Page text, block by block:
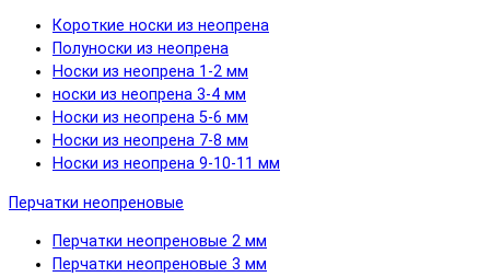
Короткие носки из неопрена
Полуноски из неопрена
Носки из неопрена 1-2 мм
носки из неопрена 3-4 мм
Носки из неопрена 5-6 мм
Носки из неопрена 7-8 мм
Носки из неопрена 9-10-11 мм
Перчатки неопреновые
Перчатки неопреновые 2 мм
Перчатки неопреновые 3 мм